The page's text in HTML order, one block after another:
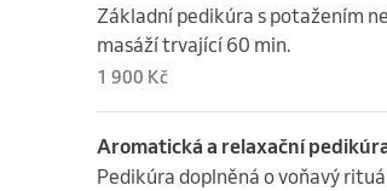
Základní pedikúra s potažením
masáží trvající 60 min.
1 900 Kč
Aromatická a relaxační
Pedikúra doplněná o voňavý